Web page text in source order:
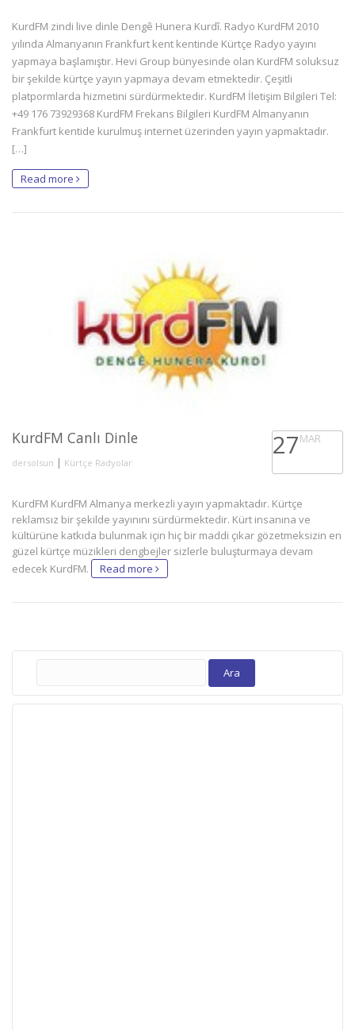
KurdFM zindi live dinle Dengê Hunera Kurdî. Radyo KurdFM 2010
yılında Almanyanın Frankfurt kent kentinde Kürtçe Radyo yayını
yapmaya başlamıştır. Hevi Group bünyesinde olan KurdFM soluksuz
bir şekilde kürtçe yayın yapmaya devam etmektedir. Çeşitli
platpormlarda hizmetini sürdürmektedir. KurdFM İletişim Bilgileri Tel:
+49 176 73929368 KurdFM Frekans Bilgileri KurdFM Almanyanın
Frankfurt kentide kurulmuş internet üzerinden yayın yapmaktadır.
[…]
Read more
KurdFM Canlı Dinle
dersolsun | Kürtçe Radyolar
27MAR
KurdFM KurdFM Almanya merkezli yayın yapmaktadır. Kürtçe
reklamsız bir şekilde yayınını sürdürmektedir. Kürt insanına ve
kültürüne katkıda bulunmak için hiç bir maddi çıkar gözetmeksizin en
güzel kürtçe müzikleri dengbejler sizlerle buluşturmaya devam
edecek KurdFM.
Read more
Arama: